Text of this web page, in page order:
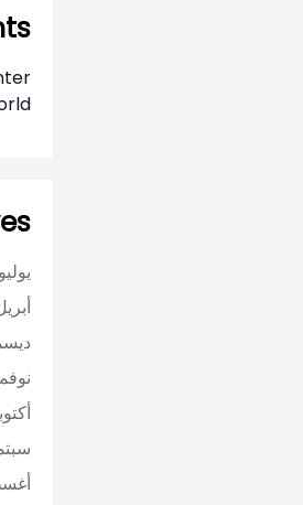
يوليو 2026
أبريل
نوفمبر
أكتوبر